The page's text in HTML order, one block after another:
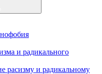
и радикального
расизму и радикальному